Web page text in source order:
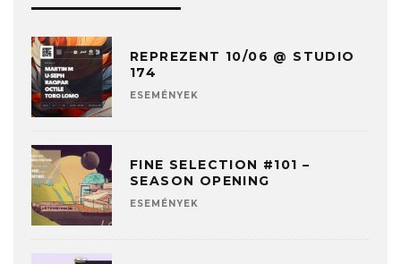
REPREZENT 10/06 @ STUDIO
174
ESEMÉNYEK
FINE SELECTION #101 –
SEASON OPENING
ESEMÉNYEK